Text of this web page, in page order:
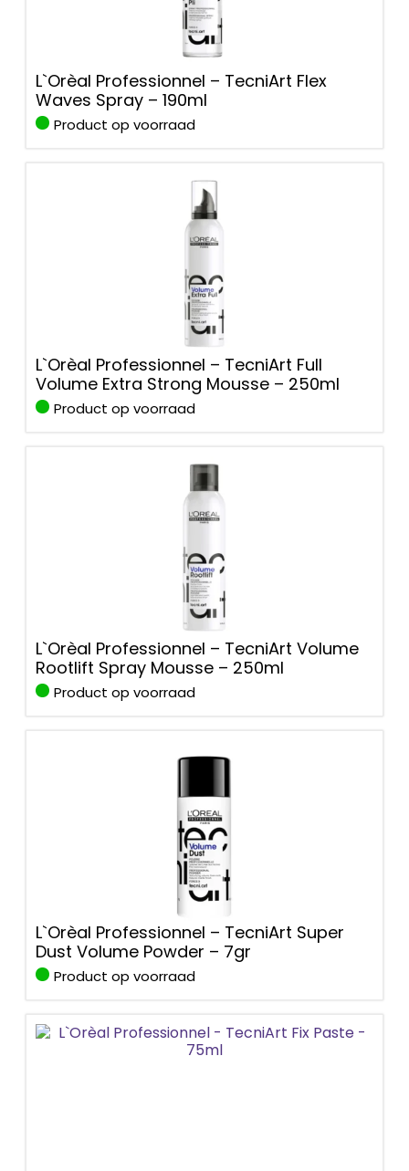
L`Orèal Professionnel – TecniArt Flex
Waves Spray – 190ml
Product op voorraad
L`Orèal Professionnel – TecniArt Full
Volume Extra Strong Mousse – 250ml
Product op voorraad
L`Orèal Professionnel – TecniArt Volume
Rootlift Spray Mousse – 250ml
Product op voorraad
L`Orèal Professionnel – TecniArt Super
Dust Volume Powder – 7gr
Product op voorraad